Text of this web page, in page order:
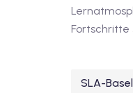
Fortschritte
SLA-Basel